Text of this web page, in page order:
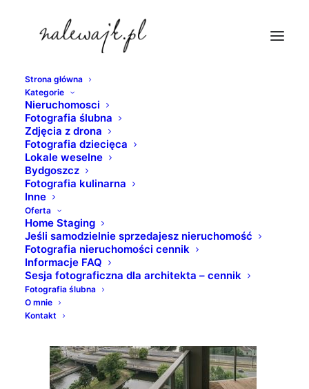
Strona główna
Kategorie
Nieruchomosci
Fotografia ślubna
Zdjęcia z drona
Fotografia dziecięca
Lokale weselne
Bydgoszcz
Fotografia kulinarna
Inne
Oferta
Home Staging
Jeśli samodzielnie sprzedajesz nieruchomość
Fotografia nieruchomości cennik
Informacje FAQ
Sesja fotograficzna dla architekta – cennik
Fotografia ślubna
O mnie
Kontakt
sesje-fotograficzne-wnetrz-poznan
Strona Główna
Apartament na wynajem w prestiżowej lokalizacji | Sesje
fotograficzne mieszkań, domów i innych nieruchomości
sesje-fotograficzne-wnetrz-poznan